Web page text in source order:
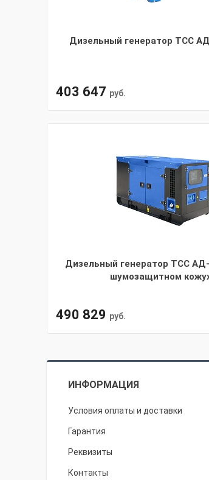
Дизельный генератор ТСС
403 647 руб.
Дизельный генератор ТСС
шумозащитном
490 829 руб.
ИНФОРМАЦИЯ
Условия оплаты и доставки
Гарантия
Реквизиты
Контакты